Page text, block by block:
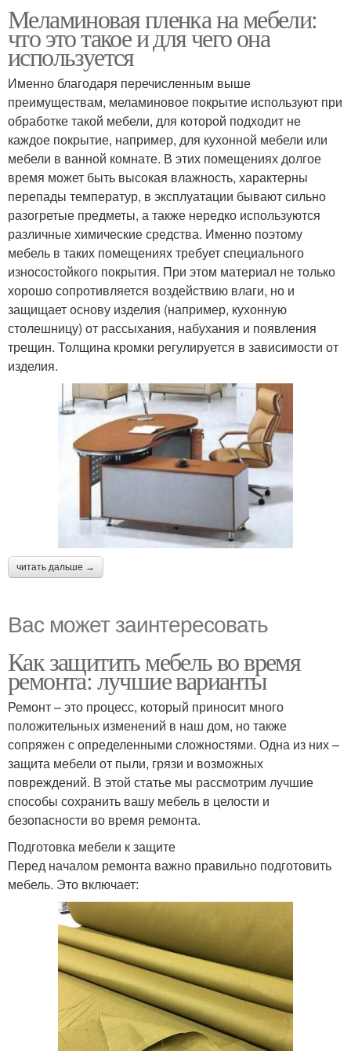
Меламиновая пленка на мебели:
что это такое и для чего она
используется
Именно благодаря перечисленным выше
преимуществам, меламиновое покрытие используют при
обработке такой мебели, для которой подходит не
каждое покрытие, например, для кухонной мебели или
мебели в ванной комнате. В этих помещениях долгое
время может быть высокая влажность, характерны
перепады температур, в эксплуатации бывают сильно
разогретые предметы, а также нередко используются
различные химические средства. Именно поэтому
мебель в таких помещениях требует специального
износостойкого покрытия. При этом материал не только
хорошо сопротивляется воздействию влаги, но и
защищает основу изделия (например, кухонную
столешницу) от рассыхания, набухания и появления
трещин. Толщина кромки регулируется в зависимости от
изделия.
читать дальше →
Вас может заинтересовать
Как защитить мебель во время
ремонта: лучшие варианты
Ремонт – это процесс, который приносит много
положительных изменений в наш дом, но также
сопряжен с определенными сложностями. Одна из них –
защита мебели от пыли, грязи и возможных
повреждений. В этой статье мы рассмотрим лучшие
способы сохранить вашу мебель в целости и
безопасности во время ремонта.
Подготовка мебели к защите
Перед началом ремонта важно правильно подготовить
мебель. Это включает: